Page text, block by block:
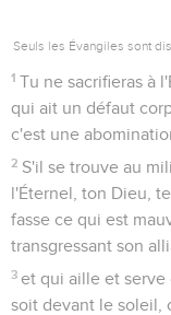
Seuls les Évangiles sont
1 Tu ne sacrifieras à
qui ait un défaut
c'est une
2 S'il se trouve au
l'Éternel, ton Dieu,
fasse ce qui est
transgressant son
3 et qui aille et serve
soit devant le soleil,